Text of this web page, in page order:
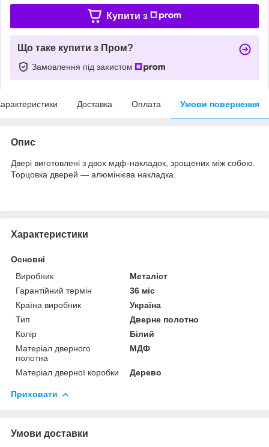
Купити з
Що таке купити з Пром?
Замовлення під захистом
Доставка Оплата Умови повернення
Опис
Двері виготовлені з двох мдф-накладок, зрощених між собою.
Торцовка дверей — алюмінієва накладка.
Характеристики
Основні
Виробник
Металіст
Гарантійний термін
36 міс
Країна виробник
Україна
Тип
Дверне полотно
Колір
Білий
Матеріал дверного
полотна
МДФ
Матеріал дверної коробки Дерево
Приховати
Умови доставки